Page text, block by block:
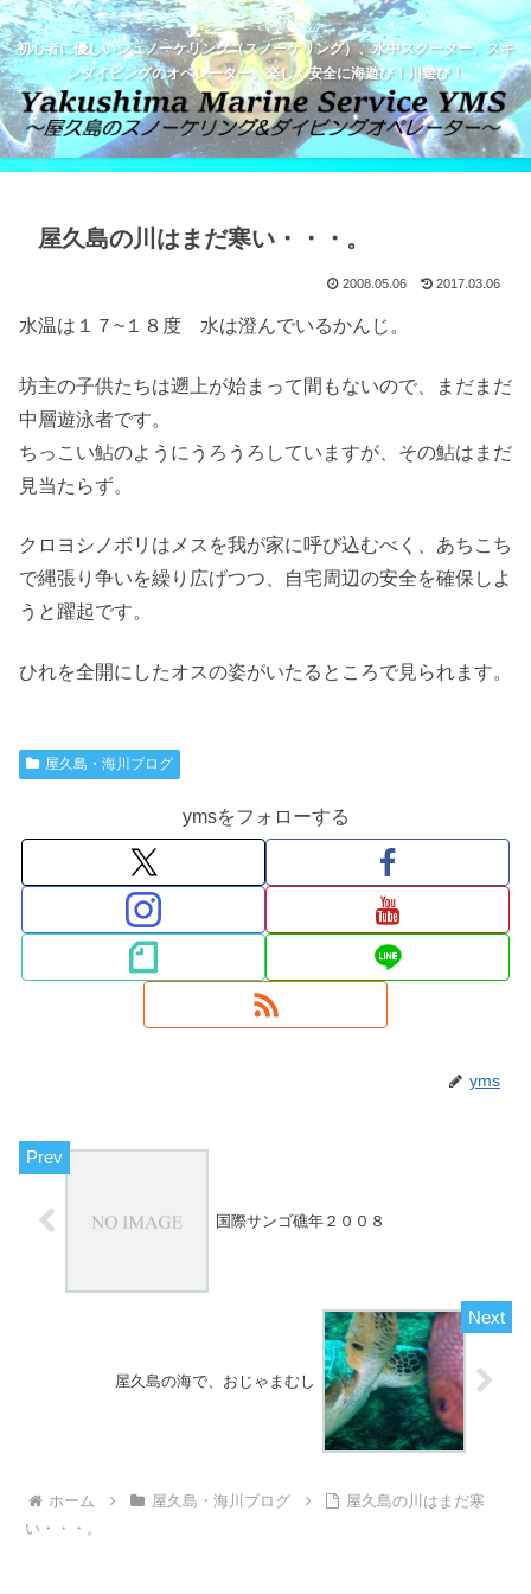
初心者に優しいシュノーケリング（スノーケリング）、水中スクーター、スキ
ンダイビングのオペレーター。楽しく安全に海遊び！川遊び！
屋久島の川はまだ寒い・・・。
2008.05.06 2017.03.06
水温は１７~１８度 水は澄んでいるかんじ。
坊主の子供たちは遡上が始まって間もないので、まだまだ
中層遊泳者です。
ちっこい鮎のようにうろうろしていますが、その鮎はまだ
見当たらず。
クロヨシノボリはメスを我が家に呼び込むべく、あちこち
で縄張り争いを繰り広げつつ、自宅周辺の安全を確保しよ
うと躍起です。
ひれを全開にしたオスの姿がいたるところで見られます。
屋久島・海川ブログ
ymsをフォローする
yms
国際サンゴ礁年２００８
屋久島の海で、おじゃまむし
ホーム 屋久島・海川ブログ
屋久島の川はまだ寒
い・・・。